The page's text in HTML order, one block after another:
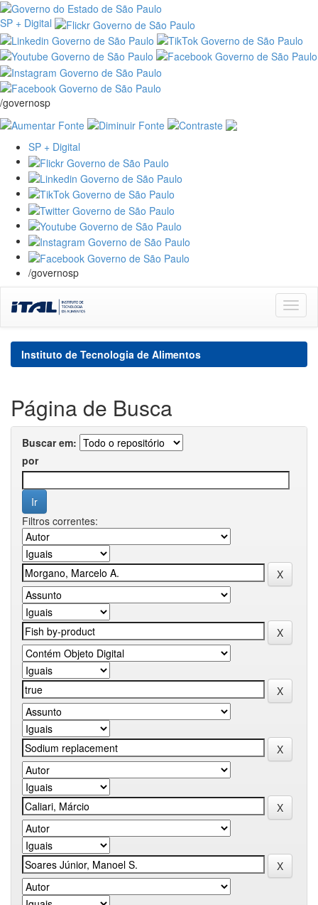
SP + Digital
/governosp
SP + Digital
/governosp
navigation
Instituto de Tecnologia de Alimentos
Página de Busca
Buscar em:
por
Filtros correntes: